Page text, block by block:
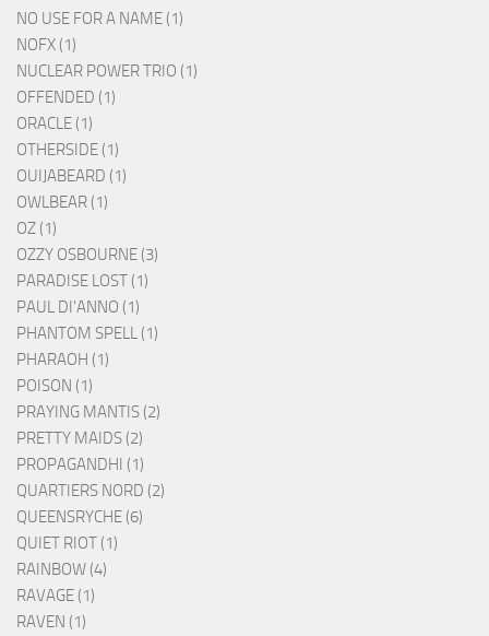
NO USE FOR A NAME (1)
NOFX (1)
NUCLEAR POWER TRIO (1)
OFFENDED (1)
ORACLE (1)
OTHERSIDE (1)
OUIJABEARD (1)
OWLBEAR (1)
OZ (1)
OZZY OSBOURNE (3)
PARADISE LOST (1)
PAUL DI'ANNO (1)
PHANTOM SPELL (1)
PHARAOH (1)
POISON (1)
PRAYING MANTIS (2)
PRETTY MAIDS (2)
PROPAGANDHI (1)
QUARTIERS NORD (2)
QUEENSRYCHE (6)
QUIET RIOT (1)
RAINBOW (4)
RAVAGE (1)
RAVEN (1)